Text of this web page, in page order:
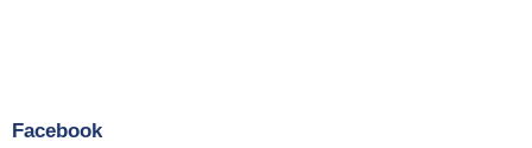
Facebook